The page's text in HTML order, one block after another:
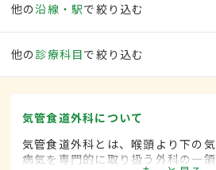
他の沿線・駅で絞り込む
他の 診療科目で絞り込む
気管食道外科について
気管食道外科とは、喉頭より下の
病気を専門的に取り扱う外科の一